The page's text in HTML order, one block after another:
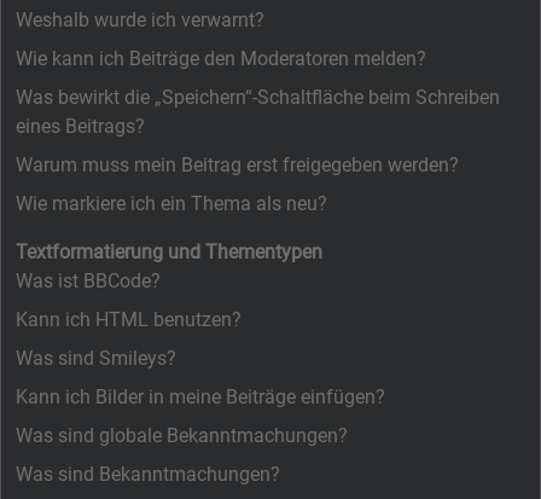
Weshalb wurde ich verwarnt?
Wie kann ich Beiträge den Moderatoren melden?
Was bewirkt die „Speichern“-Schaltfläche beim Schreiben
eines Beitrags?
Warum muss mein Beitrag erst freigegeben werden?
Wie markiere ich ein Thema als neu?
Textformatierung und Thementypen
Was ist BBCode?
Kann ich HTML benutzen?
Was sind Smileys?
Kann ich Bilder in meine Beiträge einfügen?
Was sind globale Bekanntmachungen?
Was sind Bekanntmachungen?